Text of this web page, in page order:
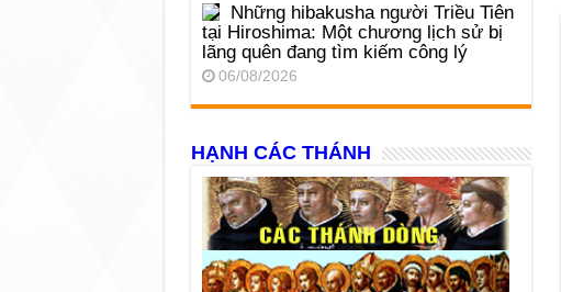
Những hibakusha người Triều Tiên
tại Hiroshima: Một chương lịch sử bị
lãng quên đang tìm kiếm công lý
06/08/2026
HẠNH CÁC THÁNH